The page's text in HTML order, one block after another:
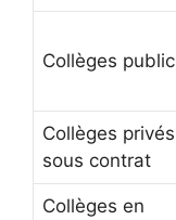
Collèges
Collèges privés
sous contrat
Collèges en